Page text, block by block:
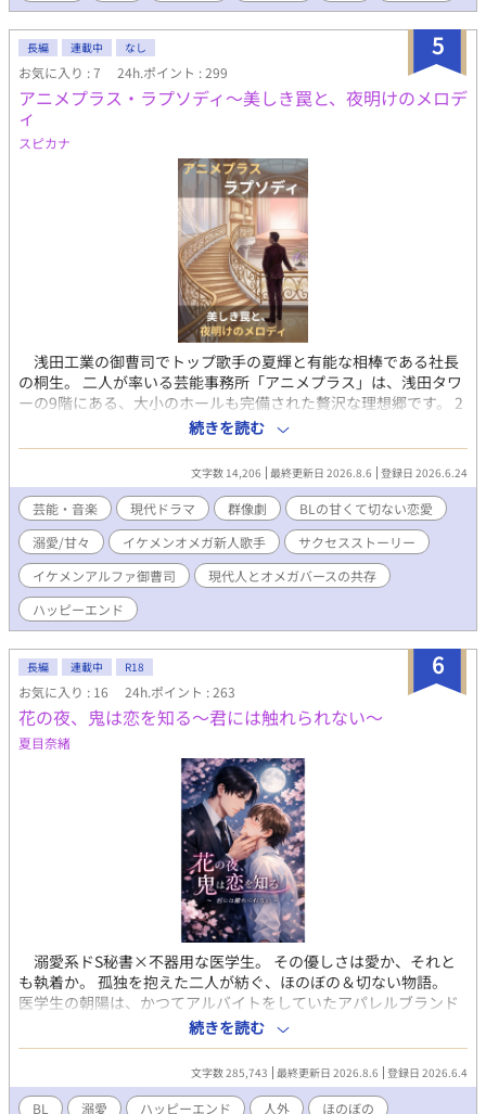
5
長編 連載中 なし
お気に入り : 7 24h.ポイント : 299
アニメプラス・ラプソディ～美しき罠と、夜明けのメロデ
ィ
スピカナ
浅田工業の御曹司でトップ歌手の夏輝と有能な相棒である社長
の桐生。 二人が率いる芸能事務所「アニメプラス」は、浅田タワ
ーの9階にある、大小のホールも完備された贅沢な理想郷です。 2
万人を動員するヴォクシブをはじめ、吉沢達也や颯太、ステラビ
ートといった個性豊かな逸材が集まるこの場所は、まさにエンタ
メ界の最前線。 しかし、完璧な環境の裏には、嫉妬やトラブルが
つきもの。同業者の執拗な嫌がらせや罠が忍び寄ります。 オメガ
のイケメン新人歌手・吉沢達也も果敢に芸能界の荒波に挑戦して
いきます。 華やかな成功の裏で揺れ動く若者たちの心や、予期せ
ぬ人間関係、そして甘く切ない愛のドラマ。 頂点を目指す若者た
ちと、彼らを必死に守る大人たちが織りなす、ちょっと切なくて
魅力たっぷりのサクセスストーリーをお届けします。 現代の中で
も自然に溶け込むオメガバースの遺伝子を持つ人々。 甘い現代フ
ァンタジーをぜひお楽しみください！ 「※一部、性的な駆け引き
や危うい場面を暗示する描写が含まれます」 毎日2話～3話19時更
新。 尚、この小説はfujossyサイトにて、第六回Fujossy小説コン
テストエントリー作品。 そのために、最終回が8月31日になりま
す。そちらは18時更新で早く読めます。 このサイトで読んで下さ
るとうれしいです。応援のほどを宜しくお願いします。 最後まで
お付き合いくださると大変うれしいです。
続きを読む
文字数 14,206 最終更新日 2026.8.6 登録日 2026.6.24
芸能・音楽 現代ドラマ 群像劇
BLの甘くて切ない恋愛
溺愛/甘々
イケメンオメガ新人歌手
サクセスストーリー
イケメンアルファ御曹司
現代人とオメガバースの共存
ハッピーエンド
6
長編 連載中 R18
お気に入り : 16 24h.ポイント : 263
花の夜、鬼は恋を知る～君には触れられない～
夏目奈緒
溺愛系ドS秘書×不器用な医学生。 その優しさは愛か、それと
も執着か。 孤独を抱えた二人が紡ぐ、ほのぼの＆切ない物語。
医学生の朝陽は、かつてアルバイトをしていたアパレルブランド
企業・プラセルコーポレーションの社長秘書、六槍から想いを寄
せられている。六槍は、献身的な朝陽の優しさに惹かれ、告白し
た。しかし朝陽は、生まれ育った家庭環境から「幸せな人間関係
はいつか壊れるもの」だと信じている。人と深く関わることを恐
れ、何事も諦めようとしてしまう朝陽は、六槍の気持ちを受け止
続きを読む
文字数 285,743 最終更新日 2026.8.6 登録日 2026.6.4
BL 溺愛 ハッピーエンド 人外 ほのぼの